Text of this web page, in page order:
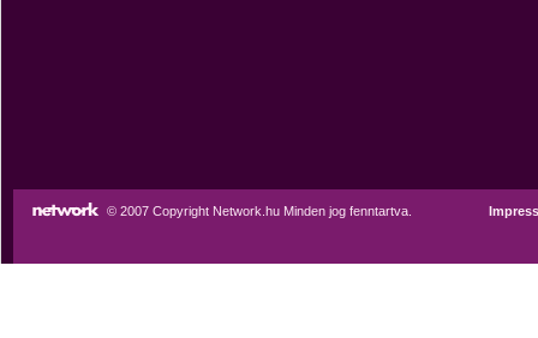
© 2007 Copyright Network.hu Minden jog fenntartva.